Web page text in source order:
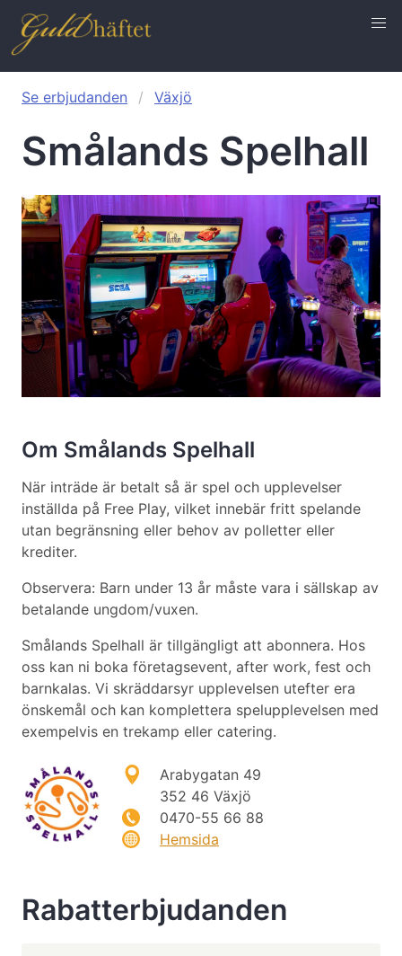
Se erbjudanden Växjö
Smålands Spelhall
Om Smålands Spelhall
När inträde är betalt så är spel och upplevelser
inställda på Free Play, vilket innebär fritt spelande
utan begränsning eller behov av polletter eller
krediter.
Observera: Barn under 13 år måste vara i sällskap av
betalande ungdom/vuxen.
Smålands Spelhall är tillgängligt att abonnera. Hos
oss kan ni boka företagsevent, after work, fest och
barnkalas. Vi skräddarsyr upplevelsen utefter era
önskemål och kan komplettera spelupplevelsen med
exempelvis en trekamp eller catering.
Arabygatan 49
352 46 Växjö
0470-55 66 88
Hemsida
Rabatterbjudanden